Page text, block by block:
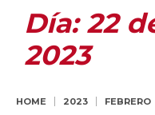
Día:22
2023
HOME 2023 FEBRERO